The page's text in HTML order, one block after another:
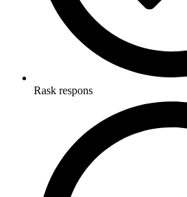
Rask respons